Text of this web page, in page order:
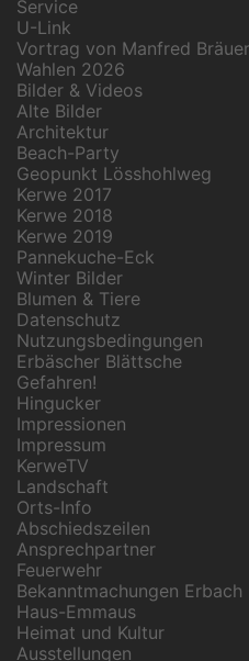
Service
U-Link
Vortrag von Manfred Bräuer
Wahlen 2026
Bilder & Videos
Alte Bilder
Architektur
Beach-Party
Geopunkt Lösshohlweg
Kerwe 2017
Kerwe 2018
Kerwe 2019
Pannekuche-Eck
Winter Bilder
Blumen & Tiere
Datenschutz
Nutzungsbedingungen
Erbäscher Blättsche
Gefahren!
Hingucker
Impressionen
Impressum
KerweTV
Landschaft
Orts-Info
Abschiedszeilen
Ansprechpartner
Feuerwehr
Bekanntmachungen Erbach
Haus-Emmaus
Heimat und Kultur
Ausstellungen